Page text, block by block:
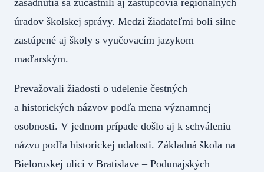
úradov školskej správy. Medzi žiadateľmi boli silne
zastúpené aj školy s vyučovacím jazykom
maďarským.
Prevažovali žiadosti o udelenie čestných
a historických názvov podľa mena významnej
osobnosti. V jednom prípade došlo aj k schváleniu
názvu podľa historickej udalosti. Základná škola na
Bieloruskej ulici v Bratislave – Podunajských